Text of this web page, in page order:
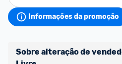
Informações da promoção
Sobre alteração de